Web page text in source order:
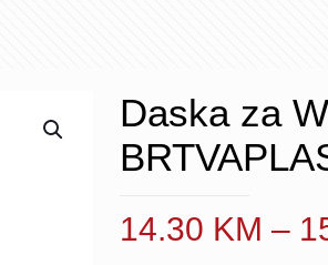
Daska za
14.30 KM –